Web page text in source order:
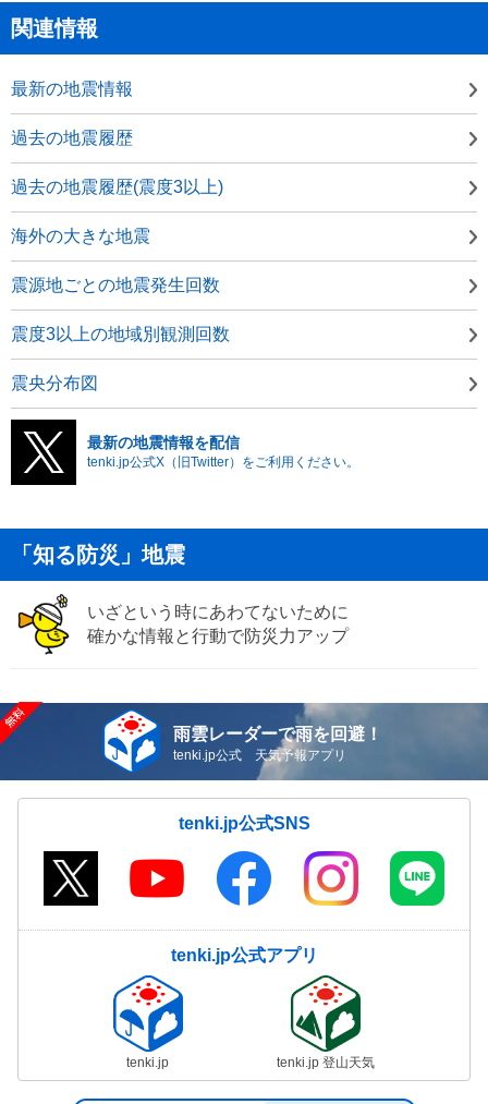
関連情報
最新の地震情報
過去の地震履歴
過去の地震履歴(震度3以上)
海外の大きな地震
震源地ごとの地震発生回数
震度3以上の地域別観測回数
震央分布図
最新の地震情報を配信
tenki.jp公式X（旧Twitter）をご利用ください。
「知る防災」地震
いざという時にあわてないために
確かな情報と行動で防災力アップ
雨雲レーダーで雨を回避！
tenki.jp公式 天気予報アプリ
tenki.jp公式SNS
tenki.jp公式アプリ
tenki.jp tenki.jp 登山天気